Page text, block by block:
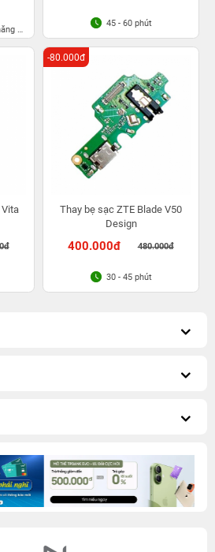
6
45 - 60 phút
Vita
Thay bẹ sạc ZTE Blade V50
Design
400.000đ 480.000đ
-80.000đ
30 - 45 phút